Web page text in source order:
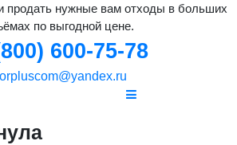
продать нужные вам отходы в больших
по выгодной цене.
600-75-78